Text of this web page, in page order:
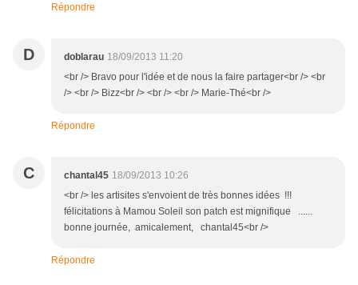
Répondre
D doblarau 18/09/2013 11:20
<br /> Bravo pour l'idée et de nous la faire partager<br /> <br
/> <br /> Bizz<br /> <br /> <br /> Marie-Thé<br />
Répondre
C chantal45 18/09/2013 10:26
<br /> les artisites s'envoient de très bonnes idées !!!
félicitations à Mamou Soleil son patch est mignifique ......
bonne journée, amicalement, chantal45<br />
Répondre